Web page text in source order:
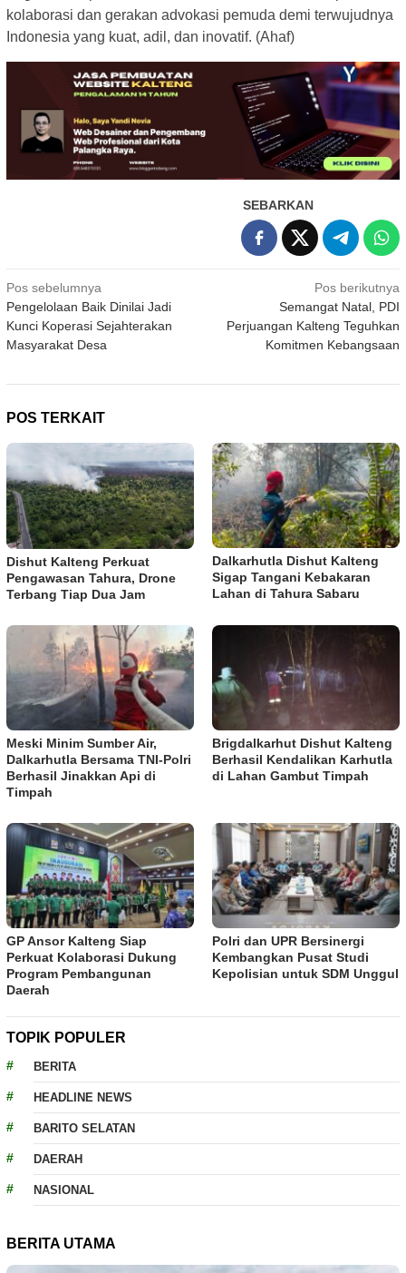
kolaborasi dan gerakan advokasi pemuda demi terwujudnya
Indonesia yang kuat, adil, dan inovatif. (Ahaf)
SEBARKAN
Navigasi
pos
Pos sebelumnya
Pengelolaan Baik Dinilai Jadi
Kunci Koperasi Sejahterakan
Masyarakat Desa
Pos berikutnya
Semangat Natal, PDI
Perjuangan Kalteng Teguhkan
Komitmen Kebangsaan
POS TERKAIT
Dishut Kalteng Perkuat
Pengawasan Tahura, Drone
Terbang Tiap Dua Jam
Dalkarhutla Dishut Kalteng
Sigap Tangani Kebakaran
Lahan di Tahura Sabaru
Meski Minim Sumber Air,
Dalkarhutla Bersama TNI-Polri
Berhasil Jinakkan Api di
Timpah
Brigdalkarhut Dishut Kalteng
Berhasil Kendalikan Karhutla
di Lahan Gambut Timpah
GP Ansor Kalteng Siap
Perkuat Kolaborasi Dukung
Program Pembangunan
Daerah
Polri dan UPR Bersinergi
Kembangkan Pusat Studi
Kepolisian untuk SDM Unggul
TOPIK POPULER
BERITA
HEADLINE NEWS
BARITO SELATAN
DAERAH
NASIONAL
BERITA UTAMA